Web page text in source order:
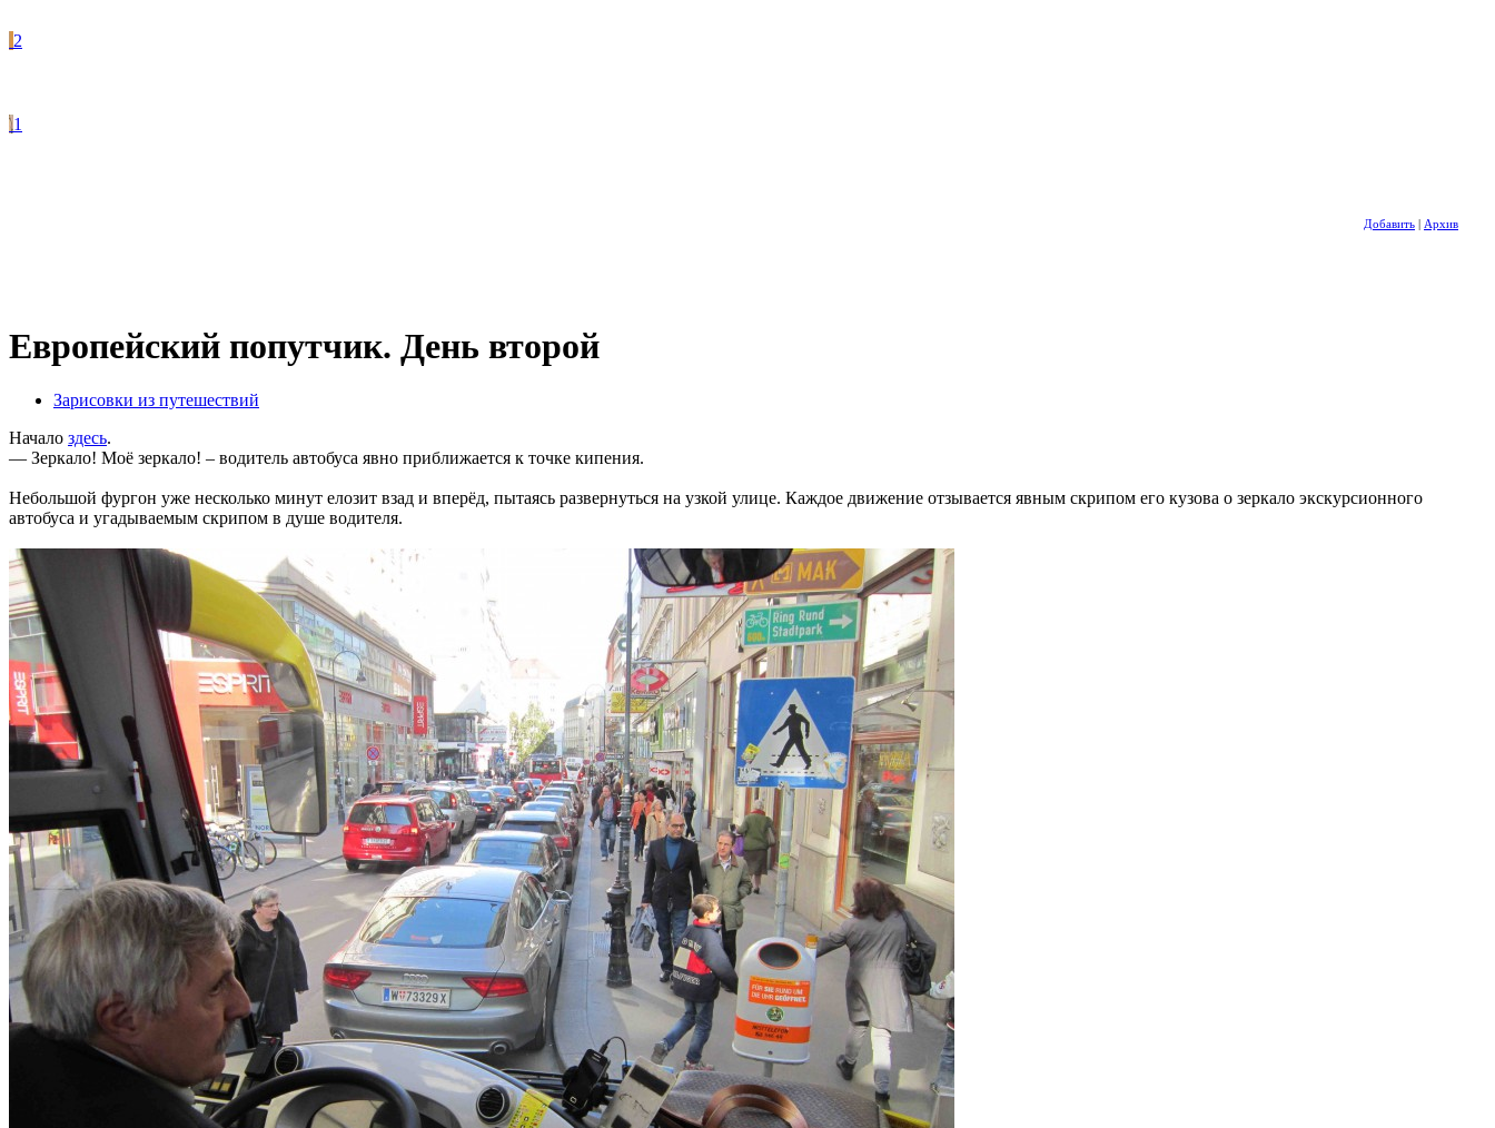
2
1
Добавить Архив
Европейский попутчик. День второй
Зарисовки из путешествий
Начало здесь.
— Зеркало! Моё зеркало! – водитель автобуса явно приближается к точке кипения.
Небольшой фургон уже несколько минут елозит взад и вперёд, пытаясь развернуться на узкой улице. Каждое движение отзывается явным скрипом его кузова о зеркало экскурсионного
автобуса и угадываемым скрипом в душе водителя.